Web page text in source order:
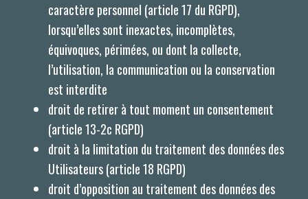
caractère personnel (article 17 du RGPD),
lorsqu’elles sont inexactes, incomplètes,
équivoques, périmées, ou dont la collecte,
l’utilisation, la communication ou la conservation
est interdite
droit de retirer à tout moment un consentement
(article 13-2c RGPD)
droit à la limitation du traitement des données des
Utilisateurs (article 18 RGPD)
droit d’opposition au traitement des données des